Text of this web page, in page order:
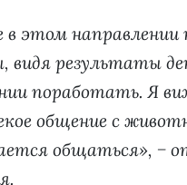
в этом
видя результаты
поработать. Я
общение с
общаться», −